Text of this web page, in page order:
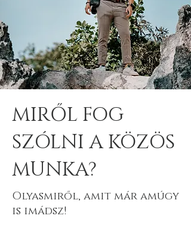
MIRŐL FOG
SZÓLNI A KÖZÖS
MUNKA?
Olyasmiről, amit már amúgy
is imádsz!